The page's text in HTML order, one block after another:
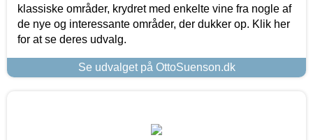
klassiske områder, krydret med enkelte vine fra nogle af
de nye og interessante områder, der dukker op. Klik her
for at se deres udvalg.
Se udvalget på OttoSuenson.dk